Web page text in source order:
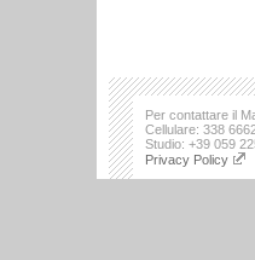
Per contattare il
Cellulare: 338
Studio: +39 059
Privacy Policy